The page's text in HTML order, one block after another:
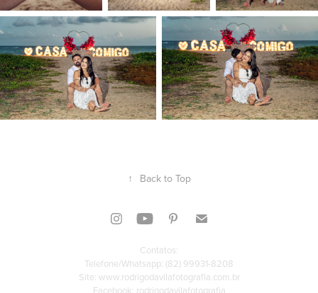
↑ Back to Top
Contatos:
Telefone/Whatsapp: (82) 99931-8208
Site: www.rodrigodavilafotografia.com.br
Facebook: rodrigodavilafotografia